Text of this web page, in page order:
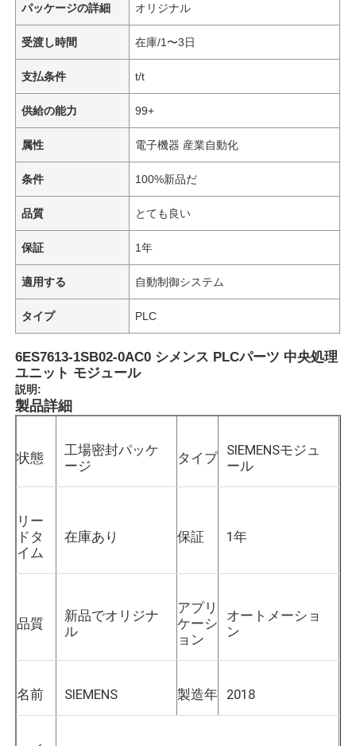
パッケージの詳細 オリジナル
受渡し時間 在庫/1〜3日
支払条件 t/t
供給の能力 99+
属性 電子機器 産業自動化
条件 100%新品だ
品質 とても良い
保証 1年
適用する 自動制御システム
タイプ PLC
6ES7613-1SB02-0AC0 シメンス PLCパーツ 中央処理
ユニット モジュール
説明:
製品詳細
状態
工場密封パッケ
ージ
タイプ SIEMENSモジュ
ール
リー
ドタ
イム
在庫あり 保証 1年
品質
新品でオリジナ
ル
アプリ
ケーシ
ョン
オートメーショ
ン
名前 SIEMENS 製造年 2018